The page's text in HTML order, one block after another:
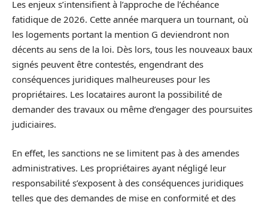
Les enjeux s’intensifient à l’approche de l’échéance
fatidique de 2026. Cette année marquera un tournant, où
les logements portant la mention G deviendront non
décents au sens de la loi. Dès lors, tous les nouveaux baux
signés peuvent être contestés, engendrant des
conséquences juridiques malheureuses pour les
propriétaires. Les locataires auront la possibilité de
demander des travaux ou même d’engager des poursuites
judiciaires.
En effet, les sanctions ne se limitent pas à des amendes
administratives. Les propriétaires ayant négligé leur
responsabilité s’exposent à des conséquences juridiques
telles que des demandes de mise en conformité et des